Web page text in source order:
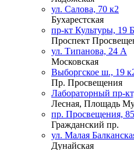
ул. Салова, 70 к2
Бухарестская
пр-кт Культуры, 19 Б
Проспект
ул. Типанова, 24 А
Московская
Выборгское ш., 19
Пр. Просвещения
Лабораторный пр-
Лесная, Площадь
пр. Просвещения, 85
Гражданский пр.
ул. Малая
Дунайская